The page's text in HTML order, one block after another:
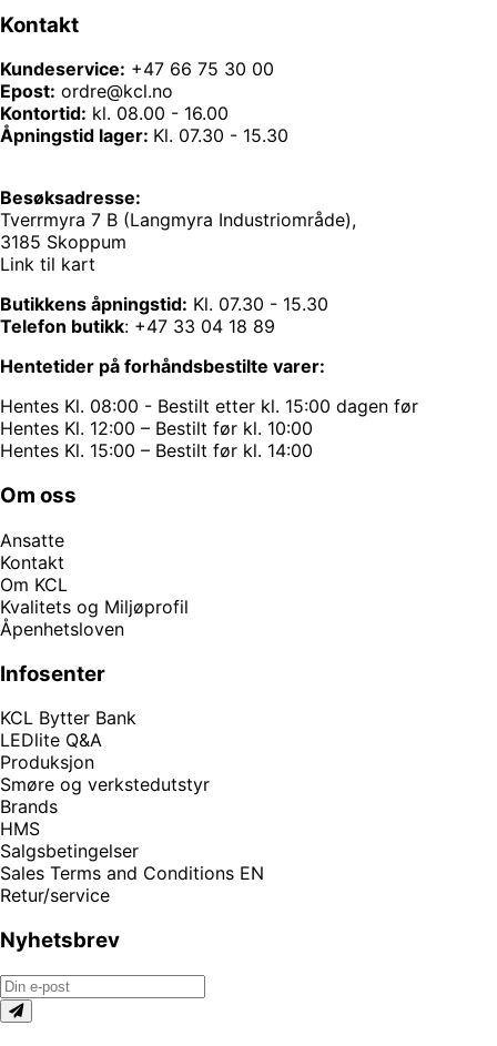
Kontakt
Kundeservice: +47 66 75 30 00
Epost: ordre@kcl.no
Kontortid: kl. 08.00 - 16.00
Åpningstid lager: Kl. 07.30 - 15.30
Besøksadresse:
Tverrmyra 7 B (Langmyra Industriområde),
3185 Skoppum
Link til kart
Butikkens åpningstid: Kl. 07.30 - 15.30
Telefon butikk: +47 33 04 18 89
Hentetider på forhåndsbestilte varer:
Hentes Kl. 08:00 - Bestilt etter kl. 15:00 dagen før
Hentes Kl. 12:00 – Bestilt før kl. 10:00
Hentes Kl. 15:00 – Bestilt før kl. 14:00
Om oss
Ansatte
Kontakt
Om KCL
Kvalitets og Miljøprofil
Åpenhetsloven
Infosenter
KCL Bytter Bank
LEDlite Q&A
Produksjon
Smøre og verkstedutstyr
Brands
HMS
Salgsbetingelser
Sales Terms and Conditions EN
Retur/service
Nyhetsbrev